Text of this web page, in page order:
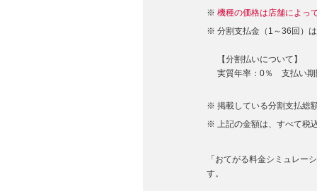
機種の価格は店舗によっ
分割支払金（1～36回）
【分割払いについて】
実質年率：0％ 支払い期
掲載している分割支払総
上記の金額は、すべて税
「おてがる料金シミュレー
す。